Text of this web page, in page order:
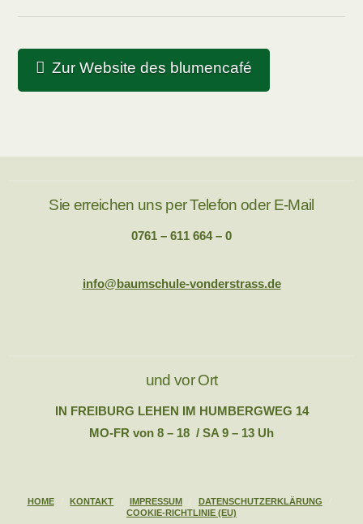
Zur Website des blumencafé
Sie erreichen uns per Telefon oder E-Mail
0761 – 611 664 – 0
info@baumschule-vonderstrass.de
und vor Ort
IN FREIBURG LEHEN IM HUMBERGWEG 14
MO-FR von 8 – 18 / SA 9 – 13 Uh
HOME KONTAKT IMPRESSUM
DATENSCHUTZERKLÄRUNG
COOKIE-RICHTLINIE (EU)